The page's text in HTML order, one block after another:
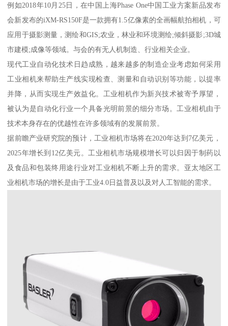
例如2018年10月25日，在中国上海Phase One中国工业方案新品发布
会新发布的iXM-RS150F是一款拥有1.5亿像素的全画幅航拍相机，可
应用于摄影测量，测绘和GIS;农业，林业和环境测绘;倾斜摄影;3D城
市建模;成像等领域。与会的有无人机制造、行业相关企业。
现代工业自动化技术日趋成熟，越来越多的制造企业考虑如何采用
工业相机来帮助生产线实现检查、测量和自动识别等功能，以提率
并降，从而实现生产效益化。工业相机作为新兴技术被寄予厚望，
被认为是自动化行业一个具备光明前景的细分市场。工业相机由于
技术本身存在的优越性在许多领域有的发展前景。
据前瞻产业研究院的预计，工业相机市场将在2020年达到7亿美元，
2025年增长到12亿美元。工业相机市场规模增长可以归因于制药以
及食品和包装终用途行业对工业相机不断上升的需求。亚太地区工
业相机市场的增长是由于工业4.0日益普及以及对人工智能的需求。